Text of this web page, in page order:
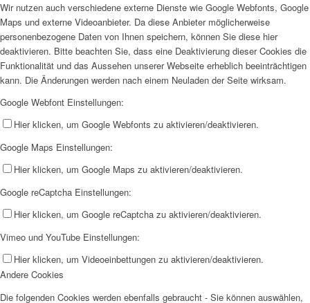
Wir nutzen auch verschiedene externe Dienste wie Google Webfonts, Google
Maps und externe Videoanbieter. Da diese Anbieter möglicherweise
personenbezogene Daten von Ihnen speichern, können Sie diese hier
deaktivieren. Bitte beachten Sie, dass eine Deaktivierung dieser Cookies die
Funktionalität und das Aussehen unserer Webseite erheblich beeinträchtigen
kann. Die Änderungen werden nach einem Neuladen der Seite wirksam.
Google Webfont Einstellungen:
Hier klicken, um Google Webfonts zu aktivieren/deaktivieren.
Google Maps Einstellungen:
Hier klicken, um Google Maps zu aktivieren/deaktivieren.
Google reCaptcha Einstellungen:
Hier klicken, um Google reCaptcha zu aktivieren/deaktivieren.
Vimeo und YouTube Einstellungen:
Hier klicken, um Videoeinbettungen zu aktivieren/deaktivieren.
Andere Cookies
Die folgenden Cookies werden ebenfalls gebraucht - Sie können auswählen,